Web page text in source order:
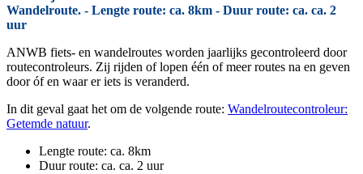
Wandelroute. - Lengte route: ca. 8km - Duur route: ca. ca. 2
uur
ANWB fiets- en wandelroutes worden jaarlijks gecontroleerd door
routecontroleurs. Zij rijden of lopen één of meer routes na en geven
door óf en waar er iets is veranderd.
In dit geval gaat het om de volgende route: Wandelroutecontroleur:
Getemde natuur.
Lengte route: ca. 8km
Duur route: ca. ca. 2 uur